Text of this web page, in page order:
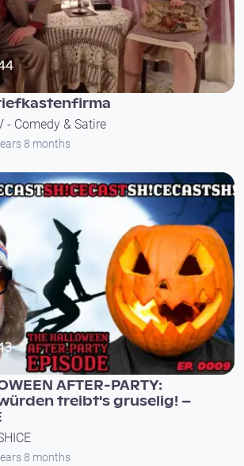
- Comedy & Satire
8 months
AFTER-PARTY:
treibt's gruselig! –
8 months